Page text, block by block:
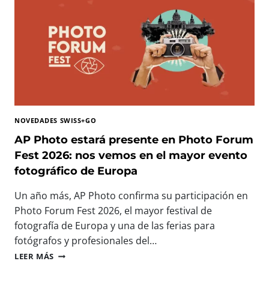
I
M
P
R
I
N
I
B
L
P
R
A
C
O
R
A
S
E
S
O
N
L
E
S
D
N
P
NOVEDADES SWISS+GO
AP Photo estará presente en Photo Forum
Fest 2026: nos vemos en el mayor evento
fotográfico de Europa
Un año más, AP Photo confirma su participación en
Photo Forum Fest 2026, el mayor festival de
fotografía de Europa y una de las ferias para
fotógrafos y profesionales del…
LEER MÁS A